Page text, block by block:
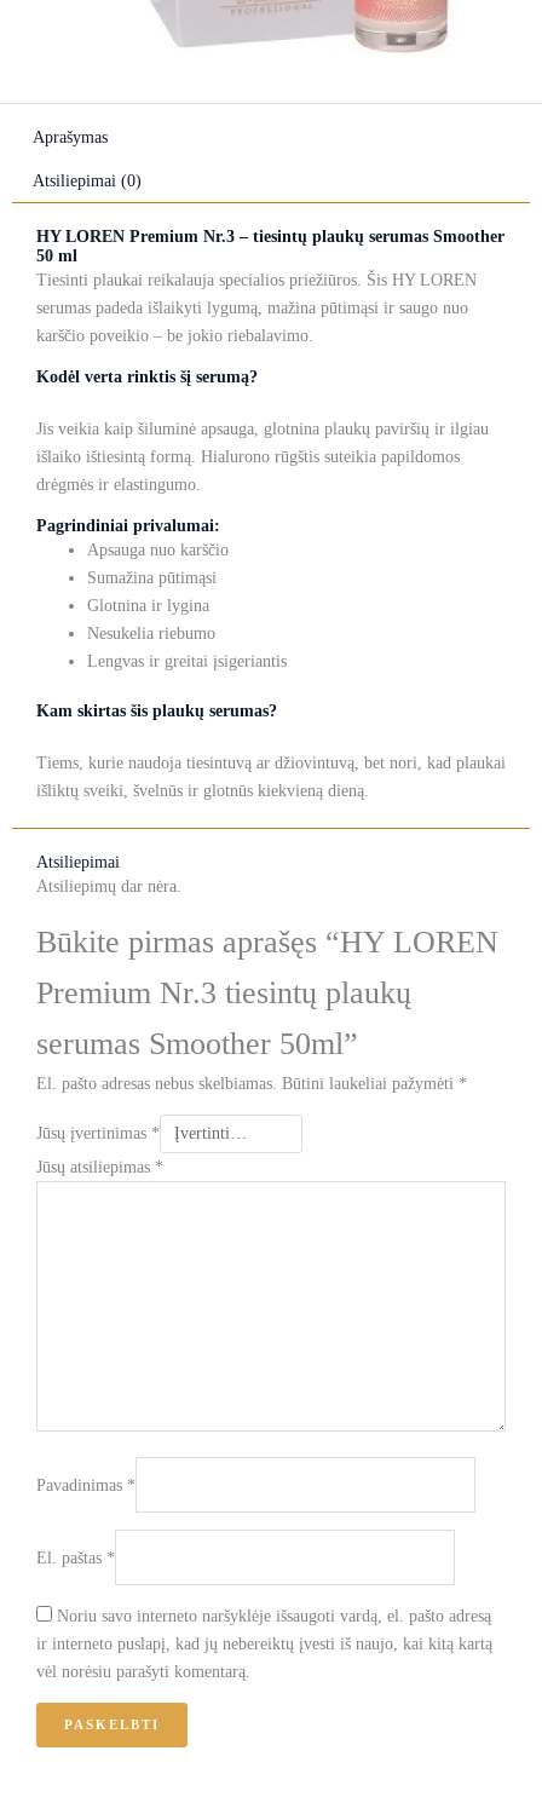
Aprašymas
Atsiliepimai (0)
HY LOREN Premium Nr.3 – tiesintų plaukų serumas Smoother
50 ml
Tiesinti plaukai reikalauja specialios priežiūros. Šis HY LOREN
serumas padeda išlaikyti lygumą, mažina pūtimąsi ir saugo nuo
karščio poveikio – be jokio riebalavimo.
Kodėl verta rinktis šį serumą?
Jis veikia kaip šiluminė apsauga, glotnina plaukų paviršių ir ilgiau
išlaiko ištiesintą formą. Hialurono rūgštis suteikia papildomos
drėgmės ir elastingumo.
Pagrindiniai privalumai:
Apsauga nuo karščio
Sumažina pūtimąsi
Glotnina ir lygina
Nesukelia riebumo
Lengvas ir greitai įsigeriantis
Kam skirtas šis plaukų serumas?
Tiems, kurie naudoja tiesintuvą ar džiovintuvą, bet nori, kad plaukai
išliktų sveiki, švelnūs ir glotnūs kiekvieną dieną.
Atsiliepimai
Atsiliepimų dar nėra.
Būkite pirmas aprašęs “HY LOREN
Premium Nr.3 tiesintų plaukų
serumas Smoother 50ml”
El. pašto adresas nebus skelbiamas. Būtini laukeliai pažymėti *
Jūsų įvertinimas *
Jūsų atsiliepimas *
Pavadinimas *
El. paštas *
Noriu savo interneto naršyklėje išsaugoti vardą, el. pašto adresą
ir interneto puslapį, kad jų nebereiktų įvesti iš naujo, kai kitą kartą
vėl norėsiu parašyti komentarą.